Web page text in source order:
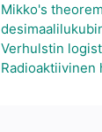
Mikko's
Verhulstin
Radioaktiivinen